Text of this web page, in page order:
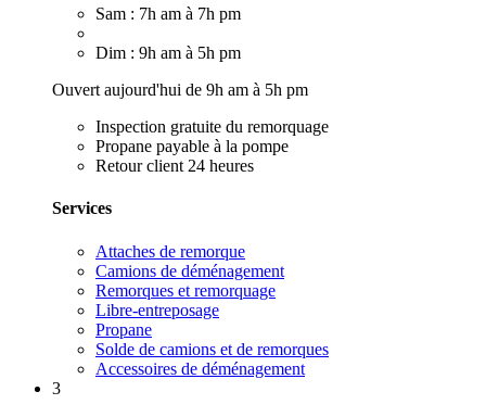
Sam : 7h am à 7h pm
Dim : 9h am à 5h pm
Ouvert aujourd'hui de 9h am à 5h pm
Inspection gratuite du remorquage
Propane payable à la pompe
Retour client 24 heures
Services
Attaches de remorque
Camions de déménagement
Remorques et remorquage
Libre-entreposage
Propane
Solde de camions et de remorques
Accessoires de déménagement
3